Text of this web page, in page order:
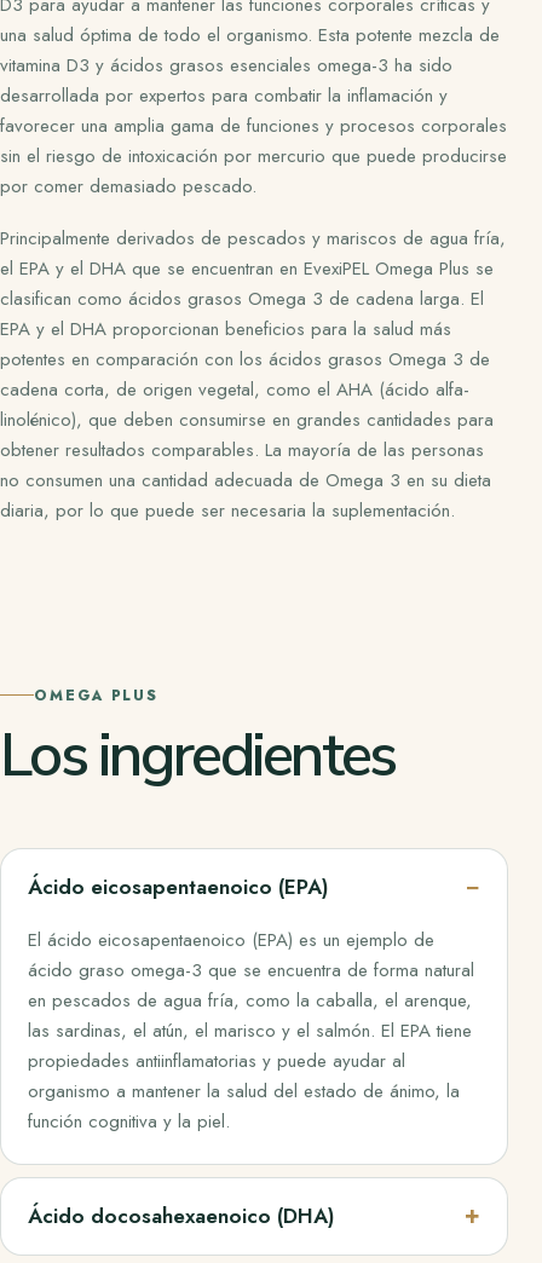
una salud óptima de todo el organismo. Esta potente mezcla de
vitamina D3 y ácidos grasos esenciales omega-3 ha sido
desarrollada por expertos para combatir la inflamación y
favorecer una amplia gama de funciones y procesos corporales
sin el riesgo de intoxicación por mercurio que puede producirse
por comer demasiado pescado.
Principalmente derivados de pescados y mariscos de agua fría,
el EPA y el DHA que se encuentran en EvexiPEL Omega Plus se
clasifican como ácidos grasos Omega 3 de cadena larga. El
EPA y el DHA proporcionan beneficios para la salud más
potentes en comparación con los ácidos grasos Omega 3 de
cadena corta, de origen vegetal, como el AHA (ácido alfa-
linolénico), que deben consumirse en grandes cantidades para
obtener resultados comparables. La mayoría de las personas
no consumen una cantidad adecuada de Omega 3 en su dieta
diaria, por lo que puede ser necesaria la suplementación.
OMEGA PLUS
Los ingredientes
Ácido eicosapentaenoico (EPA)
El ácido eicosapentaenoico (EPA) es un ejemplo de
ácido graso omega-3 que se encuentra de forma natural
en pescados de agua fría, como la caballa, el arenque,
las sardinas, el atún, el marisco y el salmón. El EPA tiene
propiedades antiinflamatorias y puede ayudar al
organismo a mantener la salud del estado de ánimo, la
función cognitiva y la piel.
Ácido docosahexaenoico (DHA)